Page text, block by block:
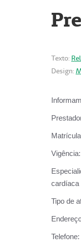
Texto:
Design:
Vigência:
cardíaca
Tipo de
Telefone: